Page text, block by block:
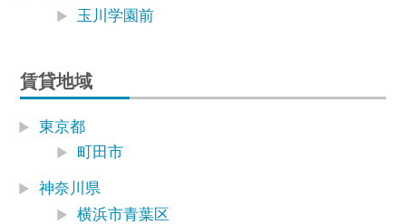
玉川学園前
賃貸地域
東京都
町田市
神奈川県
横浜市青葉区